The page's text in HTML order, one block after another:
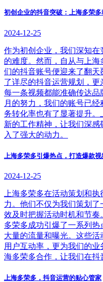
初创企业的抖音突破：上海多荣
2024-12-25
作为初创企业，我们深知
的难度。然而，自从与上
们的抖音账号便迎来了翻
了详尽的抖音运营规划，
每一条视频都能准确传达
月的努力，我们的账号已
务转化率也有了显著提升。
新的工作精神，让我们深
入了强大的动力。
上海多荣多引爆热点，打造爆款视
2024-12-25
上海多荣多在活动策划和
力。他们不仅为我们策划
效及时把握活动时机和节
多荣多成功引爆了一系列
大量的流量和曝光。这些
用户互动率，更为我们的
海多荣多合作，让我们在抖
上海多荣多，抖音运营的贴心管家